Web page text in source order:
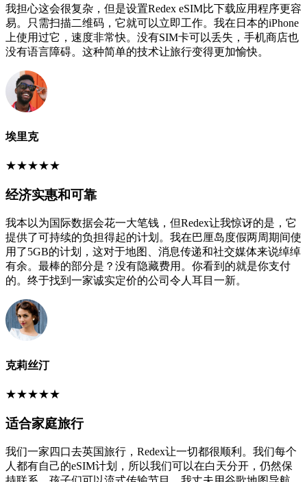
我担心这会很复杂，但是设置Redex eSIM比下载应用程序更容
易。只需扫描二维码，它就可以立即工作。我在日本的iPhone
上使用过它，速度非常快。没有SIM卡可以丢失，手机商店也
没有语言障碍。这种简单的技术让旅行变得更加愉快。
埃里克
★★★★★
经济实惠和可靠
我本以为国际数据会花一大笔钱，但Redex让我惊讶的是，它
提供了可持续的负担得起的计划。我在巴厘岛度假两周期间使
用了5GB的计划，这对于地图、消息传递和社交媒体来说绰绰
有余。最棒的部分是？没有隐藏费用。你看到的就是你支付
的。终于找到一家诚实定价的公司令人耳目一新。
克莉丝汀
★★★★★
适合家庭旅行
我们一家四口去英国旅行，Redex让一切都很顺利。我们每个
人都有自己的eSIM计划，所以我们可以在白天分开，仍然保